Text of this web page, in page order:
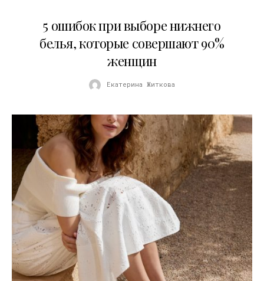
5 ошибок при выборе нижнего
белья, которые совершают 90%
женщин
Екатерина Житкова